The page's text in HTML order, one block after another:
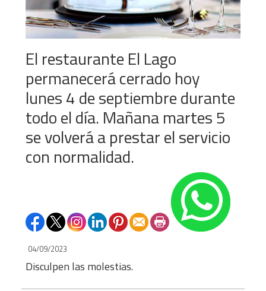
El restaurante El Lago
permanecerá cerrado hoy
lunes 4 de septiembre durante
todo el día. Mañana martes 5
se volverá a prestar el servicio
con normalidad.
04/09/2023
Disculpen las molestias.